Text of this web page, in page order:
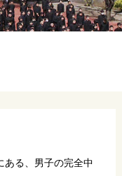
ある、男子の完全中